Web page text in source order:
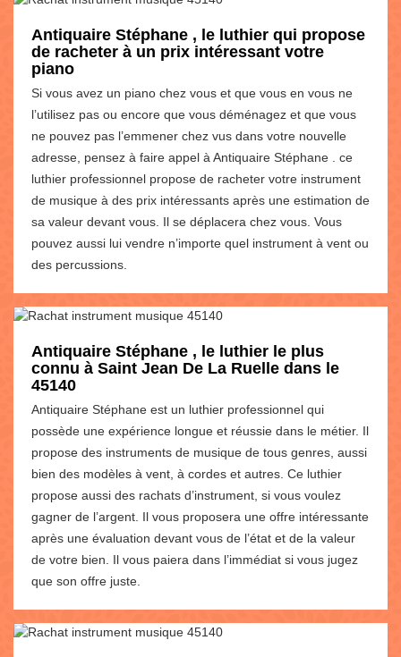
Antiquaire Stéphane , le luthier qui propose
de racheter à un prix intéressant votre
piano
Si vous avez un piano chez vous et que vous en vous ne
l’utilisez pas ou encore que vous déménagez et que vous
ne pouvez pas l’emmener chez vus dans votre nouvelle
adresse, pensez à faire appel à Antiquaire Stéphane . ce
luthier professionnel propose de racheter votre instrument
de musique à des prix intéressants après une estimation de
sa valeur devant vous. Il se déplacera chez vous. Vous
pouvez aussi lui vendre n’importe quel instrument à vent ou
des percussions.
Antiquaire Stéphane , le luthier le plus
connu à Saint Jean De La Ruelle dans le
45140
Antiquaire Stéphane est un luthier professionnel qui
possède une expérience longue et réussie dans le métier. Il
propose des instruments de musique de tous genres, aussi
bien des modèles à vent, à cordes et autres. Ce luthier
propose aussi des rachats d’instrument, si vous voulez
gagner de l’argent. Il vous proposera une offre intéressante
après une évaluation devant vous de l’état et de la valeur
de votre bien. Il vous paiera dans l’immédiat si vous jugez
que son offre juste.